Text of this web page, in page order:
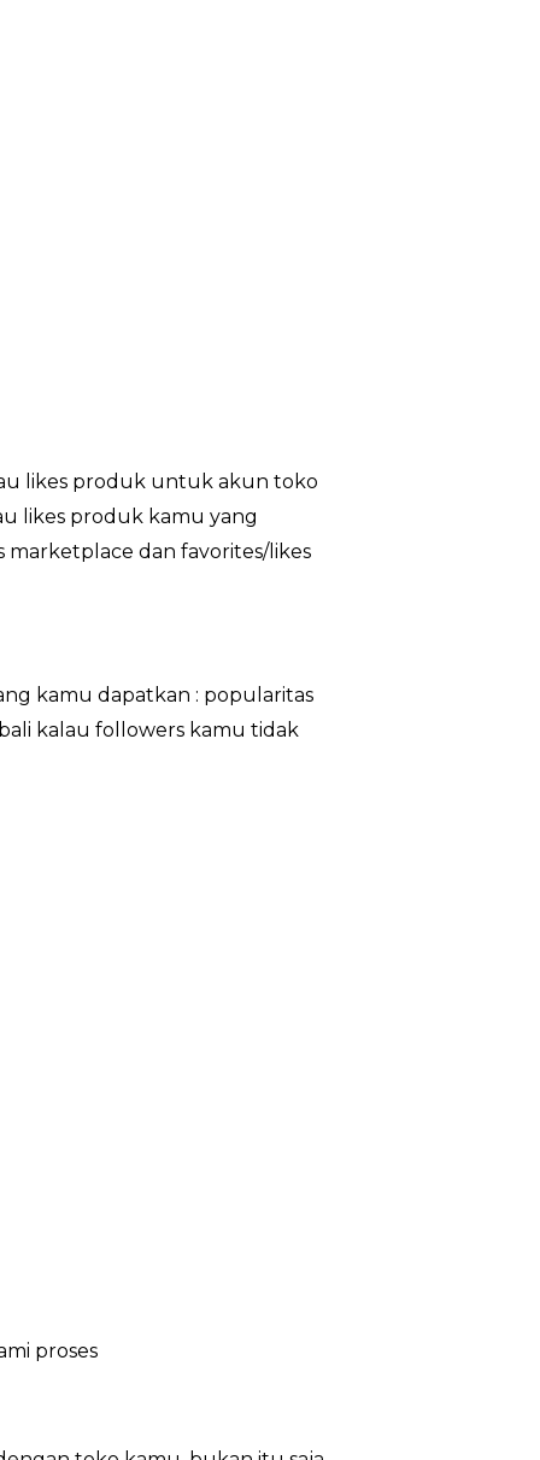
likes produk untuk akun toko
likes produk kamu yang
marketplace dan favorites/likes
kamu dapatkan : popularitas
kalau followers kamu tidak
proses